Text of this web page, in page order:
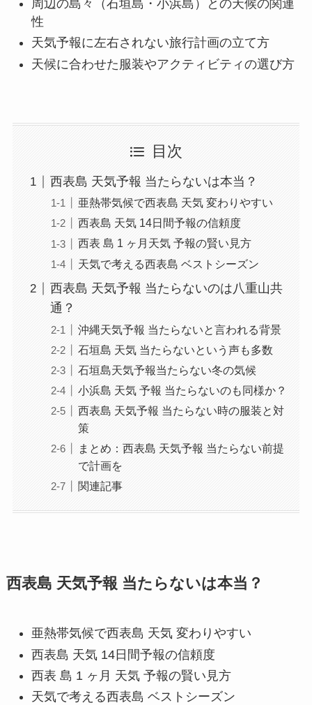
周辺の島々（石垣島・小浜島）との天候の関連
性
天気予報に左右されない旅行計画の立て方
天候に合わせた服装やアクティビティの選び方
目次
西表島 天気予報 当たらないは本当？
亜熱帯気候で西表島 天気 変わりやすい
西表島 天気 14日間予報の信頼度
西表 島 1 ヶ月天気 予報の賢い見方
天気で考える西表島 ベストシーズン
西表島 天気予報 当たらないのは八重山共
通？
沖縄天気予報 当たらないと言われる背景
石垣島 天気 当たらないという声も多数
石垣島天気予報当たらない冬の気候
小浜島 天気 予報 当たらないのも同様か？
西表島 天気予報 当たらない時の服装と対
策
まとめ：西表島 天気予報 当たらない前提
で計画を
関連記事
西表島 天気予報 当たらないは本当？
亜熱帯気候で西表島 天気 変わりやすい
西表島 天気 14日間予報の信頼度
西表 島 1 ヶ月 天気 予報の賢い見方
天気で考える西表島 ベストシーズン